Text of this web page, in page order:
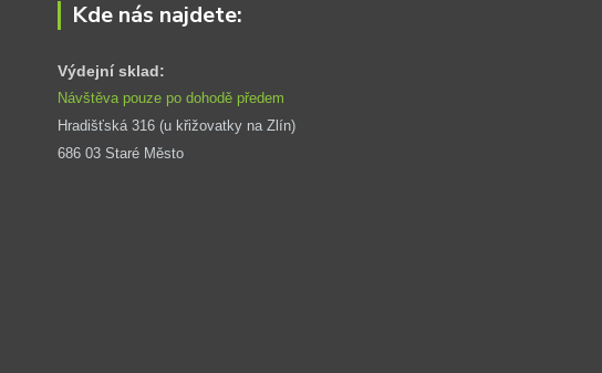
Kde nás najdete:
Výdejní sklad:
Návštěva pouze po dohodě předem
Hradišťská 316 (u křižovatky na Zlín)
686 03 Staré Město